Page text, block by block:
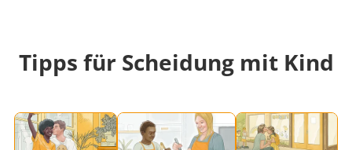
Tipps für Scheidung mit Kind